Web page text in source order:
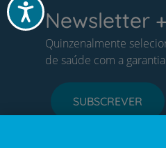
Acessibilidade
Newsletter
Quinzenalmente
de saúde com a
SUBSCREVER